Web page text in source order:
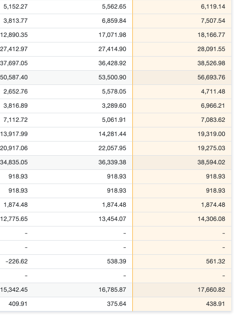
5,152.27 5,562.65 6,119.14
3,813.77 6,859.84 7,507.54
12,890.35 17,071.98 18,166.77
27,412.97 27,414.90 28,091.55
37,697.05 36,428.92 38,526.98
50,587.40 53,500.90 56,693.76
2,652.76 5,578.05 4,711.48
3,816.89 3,289.60 6,966.21
7,112.72 5,061.91 7,083.62
13,917.99 14,281.44 19,319.00
20,917.06 22,057.95 19,275.03
34,835.05 36,339.38 38,594.02
918.93 918.93 918.93
918.93 918.93 918.93
1,874.48 1,874.48 1,874.48
12,775.65 13,454.07 14,306.08
- - -
- - -
-226.62 538.39 561.32
- - -
15,342.45 16,785.87 17,660.82
409.91 375.64
438.91